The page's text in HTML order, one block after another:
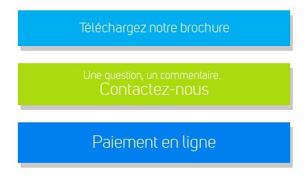
Téléchargez notre brochure
Une question, un commentaire...
Contactez-nous
Paiement en ligne